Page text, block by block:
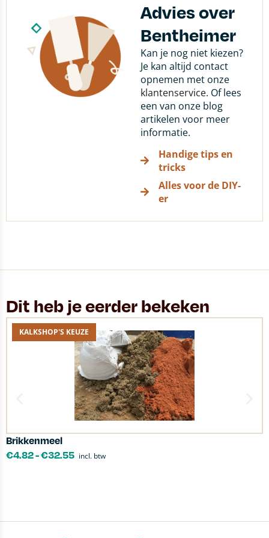
Advies over
Bentheimer
Kan je nog niet kiezen?
Je kan altijd contact
opnemen met onze
klantenservice. Of lees
een van onze blog
artikelen voor meer
informatie.
Handige tips en
tricks
Alles voor de DIY-
er
Dit heb je eerder bekeken
KALKSHOP'S KEUZE
Brikkenmeel
€4.82-€32.55 incl. btw